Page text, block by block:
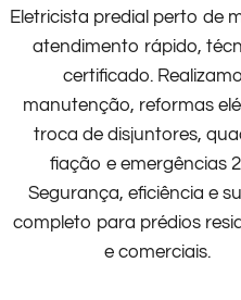
Eletricista predial perto de
atendimento rápido,
certificado.
manutenção, reformas
troca de disjuntores,
fiação e emergências
Segurança, eficiência e
completo para prédios
e comerciais.